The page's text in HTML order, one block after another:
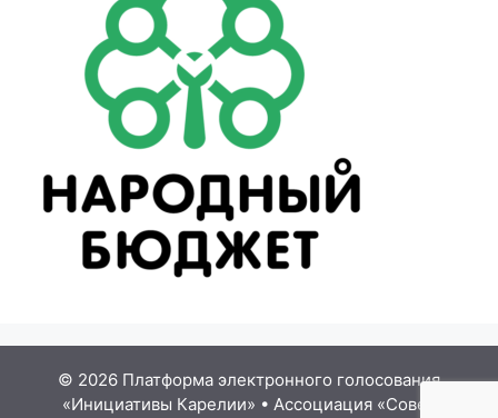
© 2026 Платформа электронного голосования
«Инициативы Карелии» • Ассоциация «Совет